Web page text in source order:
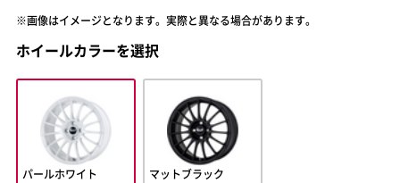
※画像はイメージとなります。実際と異なる場合があります。
ホイールカラーを選択
パールホワイト マットブラック